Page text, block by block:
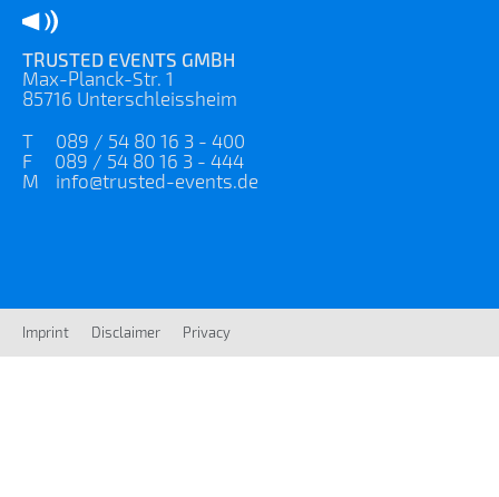
TRUSTED EVENTS GMBH
Max-Planck-Str. 1
85716 Unterschleissheim
T 089 / 54 80 16 3 - 400
F 089 / 54 80 16 3 - 444
M info@trusted-events.de
Imprint Disclaimer Privacy